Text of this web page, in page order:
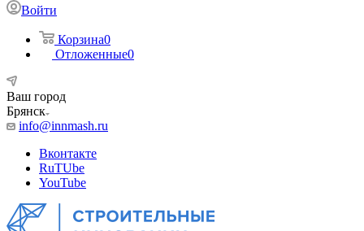
Войти
Корзина0
Отложенные0
Ваш город
Брянск
info@innmash.ru
Вконтакте
RuTUbe
YouTube